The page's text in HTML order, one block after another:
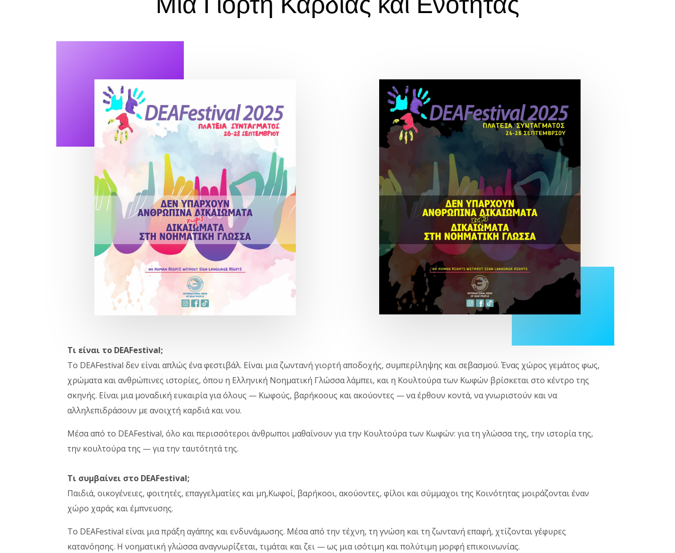
Τι είναι το DΕΑFestival;
Το DΕΑFestival δεν είναι απλώς ένα φεστιβάλ. Είναι μια ζωντανή γιορτή αποδοχής, συμπερίληψης και σεβασμού. Ένας χώρος γεμάτος φως,
χρώματα και ανθρώπινες ιστορίες, όπου η Ελληνική Νοηματική Γλώσσα λάμπει, και η Κουλτούρα των Κωφών βρίσκεται στο κέντρο της
σκηνής. Είναι μια μοναδική ευκαιρία για όλους — Κωφούς, βαρήκοους και ακούοντες — να έρθουν κοντά, να γνωριστούν και να
αλληλεπιδράσουν με ανοιχτή καρδιά και νου.
Μέσα από το DΕΑFestival, όλο και περισσότεροι άνθρωποι μαθαίνουν για την Κουλτούρα των Κωφών: για τη γλώσσα της, την ιστορία της,
την κουλτούρα της — για την ταυτότητά της.
Τι συμβαίνει στο DΕΑFestival;
Παιδιά, οικογένειες, φοιτητές, επαγγελματίες και μη,Κωφοί, βαρήκοοι, ακούοντες, φίλοι και σύμμαχοι της Κοινότητας μοιράζονται έναν
χώρο χαράς και έμπνευσης.
Το DΕΑFestival είναι μια πράξη αγάπης και ενδυνάμωσης. Μέσα από την τέχνη, τη γνώση και τη ζωντανή επαφή, χτίζονται γέφυρες
κατανόησης. Η νοηματική γλώσσα αναγνωρίζεται, τιμάται και ζει — ως μια ισότιμη και πολύτιμη μορφή επικοινωνίας.